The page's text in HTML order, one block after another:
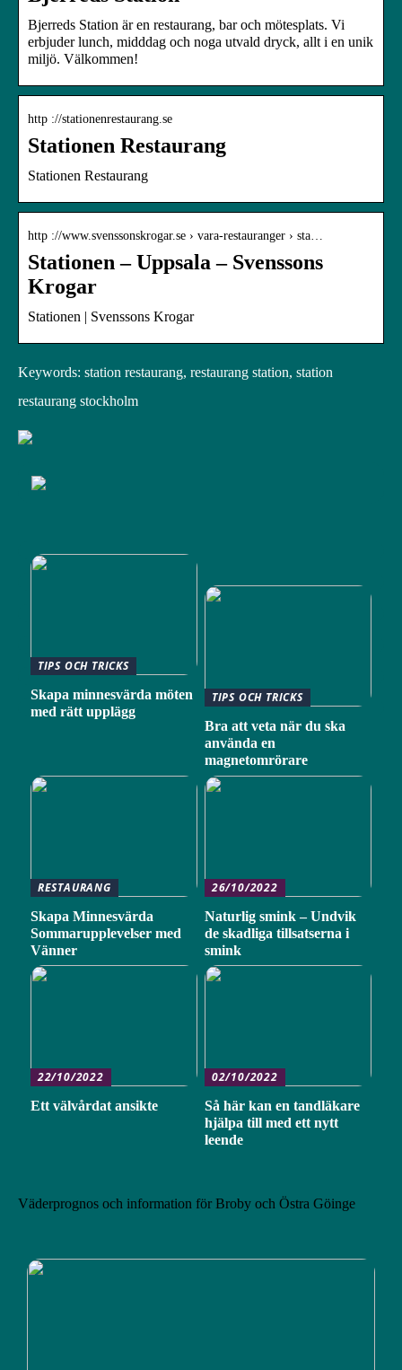
Bjerreds Station är en restaurang, bar och mötesplats. Vi
erbjuder lunch, midddag och noga utvald dryck, allt i en unik
miljö. Välkommen!
http ://stationenrestaurang.se
Stationen Restaurang
Stationen Restaurang
http ://www.svenssonskrogar.se › vara-restauranger › sta…
Stationen – Uppsala – Svenssons
Krogar
Stationen | Svenssons Krogar
Keywords: station restaurang, restaurang station, station
restaurang stockholm
TIPS OCH TRICKS
Skapa minnesvärda möten
med rätt upplägg
TIPS OCH TRICKS
Bra att veta när du ska
använda en
magnetomrörare
RESTAURANG
Skapa Minnesvärda
Sommarupplevelser med
Vänner
26/10/2022
Naturlig smink – Undvik
de skadliga tillsatserna i
smink
22/10/2022
Ett välvårdat ansikte
02/10/2022
Så här kan en tandläkare
hjälpa till med ett nytt
leende
Väderprognos och information för Broby och Östra Göinge